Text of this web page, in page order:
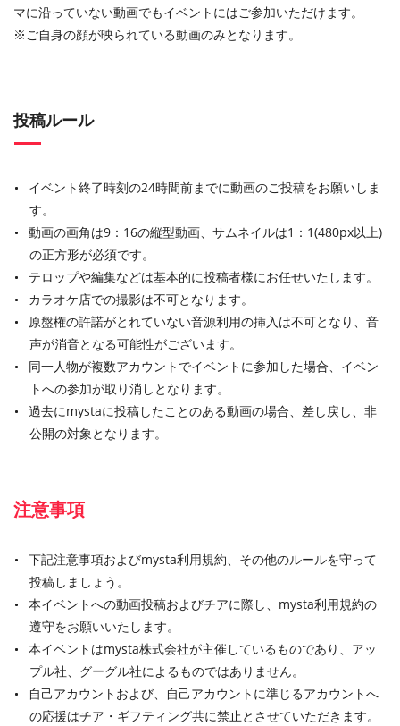
マに沿っていない動画でもイベントにはご参加いただけます。
※ご自身の顔が映られている動画のみとなります。
投稿ルール
イベント終了時刻の24時間前までに動画のご投稿をお願いしま
す。
動画の画角は9：16の縦型動画、サムネイルは1：1(480px以上)
の正方形が必須です。
テロップや編集などは基本的に投稿者様にお任せいたします。
カラオケ店での撮影は不可となります。
原盤権の許諾がとれていない音源利用の挿入は不可となり、音
声が消音となる可能性がございます。
同一人物が複数アカウントでイベントに参加した場合、イベン
トへの参加が取り消しとなります。
過去にmystaに投稿したことのある動画の場合、差し戻し、非
公開の対象となります。
注意事項
下記注意事項およびmysta利用規約、その他のルールを守って
投稿しましょう。
本イベントへの動画投稿およびチアに際し、mysta利用規約の
遵守をお願いいたします。
本イベントはmysta株式会社が主催しているものであり、アッ
プル社、グーグル社によるものではありません。
自己アカウントおよび、自己アカウントに準じるアカウントへ
の応援はチア・ギフティング共に禁止とさせていただきます。